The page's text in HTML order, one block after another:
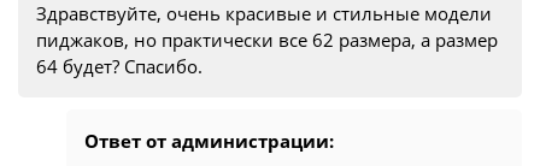
Здравствуйте, очень красивые и стильные модели
пиджаков, но практически все 62 размера, а размер
64 будет? Спасибо.
Ответ от администрации: